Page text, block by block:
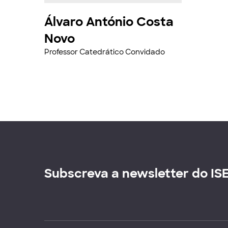
Álvaro António Costa
Novo
Professor Catedrático Convidado
Subscreva a newsletter do